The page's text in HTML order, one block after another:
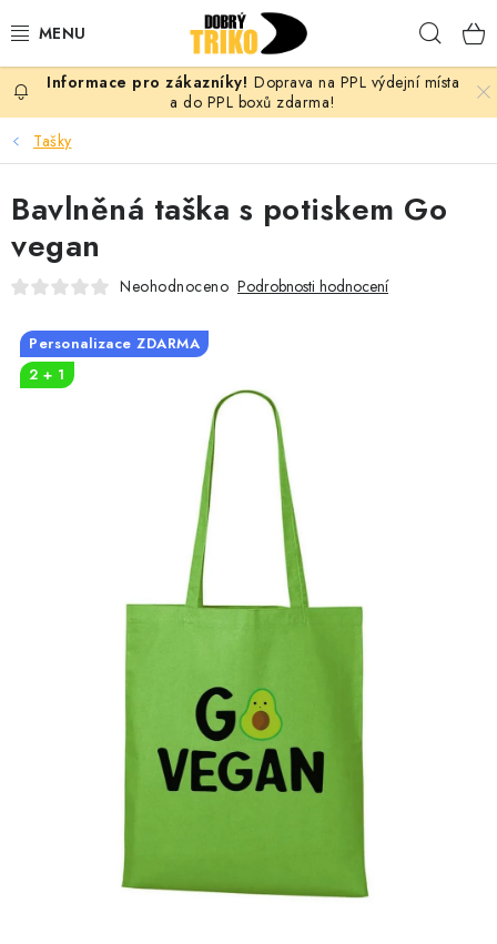
na
PRO ŽENY
PRO MUŽE
PRO DĚTI
DOPLŇKY
PRO PÁRY
VLASTNÍ MOTIV
Obchodní podmínky
Doprava na PPL výdejní místa
a do PPL boxů zdarma!
Tašky
Bavlněná taška s potiskem Go
vegan
Neohodnoceno Podrobnosti hodnocení
Personalizace ZDARMA
2 + 1